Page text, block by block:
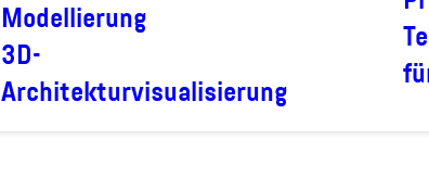
Modellierung
3D-
Architekturvisualisierung